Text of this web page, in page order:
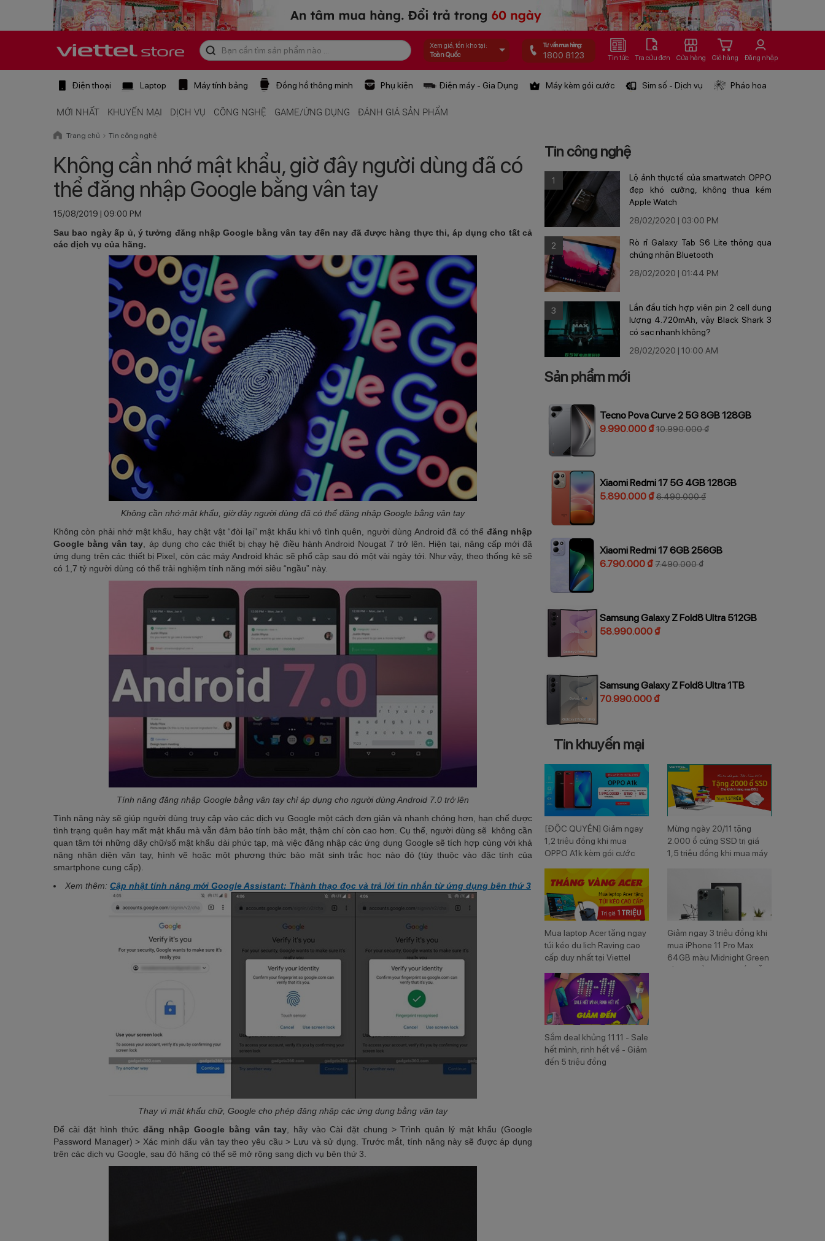
Xem giá, tồn kho tại:
Toàn Quốc
Tư vấn mua hàng:
1800 8123 Tin tức Tra cứu đơn Cửa hàng Giỏ hàng Đăng nhập
Điện thoại Laptop Máy tính bảng Đồng hồ thông minh Phụ kiện Điện máy - Gia Dụng Máy kèm gói cước Sim số - Dịch vụ Pháo hoa
MỚI NHẤT KHUYẾN MẠI DỊCH VỤ CÔNG NGHỆ GAME/ỨNG DỤNG ĐÁNH GIÁ SẢN PHẨM
Trang chủ Tin công nghệ
Không cần nhớ mật khẩu, giờ đây người dùng đã có
thể đăng nhập Google bằng vân tay
15/08/2019 | 09:00 PM
Sau bao ngày ấp ủ, ý tưởng đăng nhập Google bằng vân tay đến nay đã được hàng thực thi, áp dụng cho tất cả
các dịch vụ của hãng.
Không cần nhớ mật khẩu, giờ đây người dùng đã có thể đăng nhập Google bằng vân tay
Không còn phải nhớ mật khẩu, hay chật vật “đòi lại” mật khẩu khi vô tình quên, người dùng Android đã có thể đăng nhập
Google bằng vân tay, áp dụng cho các thiết bị chạy hệ điều hành Android Nougat 7 trở lên. Hiện tại, nâng cấp mới đã
ứng dụng trên các thiết bị Pixel, còn các máy Android khác sẽ phổ cập sau đó một vài ngày tới. Như vậy, theo thống kê sẽ
có 1,7 tỷ người dùng có thể trải nghiệm tính năng mới siêu “ngầu” này.
Tính năng đăng nhập Google bằng vân tay chỉ áp dụng cho người dùng Android 7.0 trở lên
Tình năng này sẽ giúp người dùng truy cập vào các dịch vụ Google một cách đơn giản và nhanh chóng hơn, hạn chế được
tình trạng quên hay mất mật khẩu mà vẫn đảm bảo tính bảo mật, thậm chí còn cao hơn. Cụ thể, người dùng sẽ không cần
quan tâm tới những dãy chữ/số mật khẩu dài phức tạp, mà việc đăng nhập các ứng dụng Google sẽ tích hợp cùng với khả
năng nhận diện vân tay, hình vẽ hoặc một phương thức bảo mật sinh trắc học nào đó (tùy thuộc vào đặc tính của
smartphone cung cấp).
Xem thêm: Cập nhật tính năng mới Google Assistant: Thành thạo đọc và trả lời tin nhắn từ ứng dụng bên thứ 3
Thay vì mật khẩu chữ, Google cho phép đăng nhập các ứng dụng bằng vân tay
Để cài đặt hình thức đăng nhập Google bằng vân tay, hãy vào Cài đặt chung > Trình quản lý mật khẩu (Google
Password Manager) > Xác minh dấu vân tay theo yêu cầu > Lưu và sử dụng. Trước mắt, tính năng này sẽ được áp dụng
trên các dịch vụ Google, sau đó hãng có thể sẽ mở rộng sang dịch vụ bên thứ 3.
Tin công nghệ
1
Lộ ảnh thực tế của smartwatch OPPO
đẹp khó cưỡng, không thua kém
Apple Watch
28/02/2020 | 03:00 PM
2
Rò rỉ Galaxy Tab S6 Lite thông qua
chứng nhận Bluetooth
28/02/2020 | 01:44 PM
3
Lần đầu tích hợp viên pin 2 cell dung
lượng 4.720mAh, vậy Black Shark 3
có sạc nhanh không?
28/02/2020 | 10:00 AM
Sản phẩm mới
Tecno Pova Curve 2 5G 8GB 128GB
9.990.000 ₫10.990.000 ₫
Xiaomi Redmi 17 5G 4GB 128GB
5.890.000 ₫6.490.000 ₫
Xiaomi Redmi 17 6GB 256GB
6.790.000 ₫7.490.000 ₫
Samsung Galaxy Z Fold8 Ultra 512GB
58.990.000 ₫
Samsung Galaxy Z Fold8 Ultra 1TB
70.990.000 ₫
Tin khuyến mại
[ĐỘC QUYỀN] Giảm ngay
1,2 triệu đồng khi mua
OPPO A1k kèm gói cước
Mừng ngày 20/11 tặng
2.000 ổ cứng SSD trị giá
1,5 triệu đồng khi mua máy
Mua laptop Acer tặng ngay
túi kéo du lịch Raving cao
cấp duy nhất tại Viettel
Giảm ngay 3 triệu đồng khi
mua iPhone 11 Pro Max
64GB màu Midnight Green
cùng nhiều ưu đãi hấp dẫn
Sắm deal khủng 11.11 - Sale
hết mình, rinh hết về - Giảm
đến 5 triệu đồng